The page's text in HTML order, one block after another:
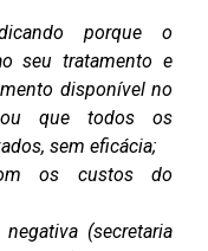
porque o
seu tratamento e
disponível no
que todos os
sem eficácia;
os custos do
(secretaria